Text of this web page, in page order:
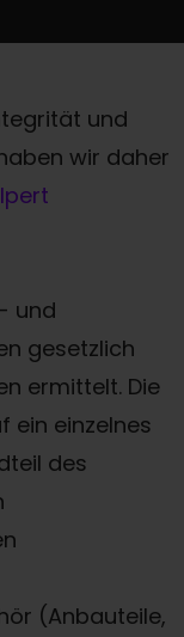
und
wir daher
und
gesetzlich
ermittelt. Die
ein einzelnes
des
(Anbauteile,